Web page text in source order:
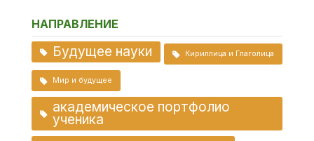
НАПРАВЛЕНИЕ
Будущее науки Кириллица и Глаголица
Мир и будущее
академическое портфолио
ученика